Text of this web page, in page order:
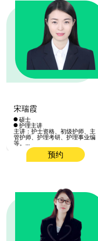
宋瑞霞
硕士
护理主讲
主讲：护士资格、初级护师、主
管护师、护理考研、护理事业编
等。...
预约